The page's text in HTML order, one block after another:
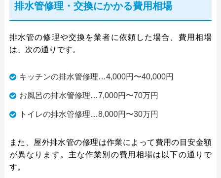
排水管修理・交換にかかる費用相場
排水管の修理や交換を業者に依頼した場合、費用相場
は、次の通りです。
キッチンの排水管修理…4,000円〜40,000円
お風呂の排水管修理…7,000円〜70万円
トイレの排水管修理…8,000円〜30万円
また、屋外排水管の修理は作業によって費用の目安金額
が異なります。主な作業別の費用相場は以下の通りで
す。